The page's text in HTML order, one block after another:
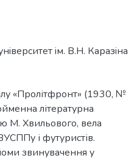
iм. В.Н. Каразiна
«Пролітфронт» (1930, №
літературна
М. Хвильового, вела
і футуристів.
звинувачення у